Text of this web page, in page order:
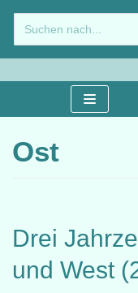
Zum
Inhalt
springen
Ost
Drei
und West